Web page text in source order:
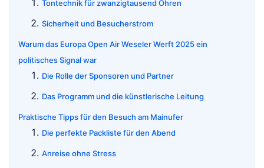
Tontechnik für zwanzigtausend Ohren
Sicherheit und Besucherstrom
Warum das Europa Open Air Weseler Werft 2025 ein
politisches Signal war
Die Rolle der Sponsoren und Partner
Das Programm und die künstlerische Leitung
Praktische Tipps für den Besuch am Mainufer
Die perfekte Packliste für den Abend
Anreise ohne Stress